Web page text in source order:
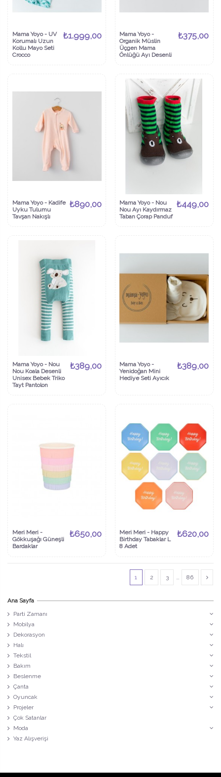
Mama Yoyo - UV
Korumalı Uzun
Kollu Mayo Seti
Crocco
₺1.999,00
Mama Yoyo -
Organik Müslin
Üçgen Mama
Önlüğü Ayı Desenli
₺375,00
Mama Yoyo - Kadife
Uyku Tulumu
Tavşan Nakışlı
₺890,00
Mama Yoyo - Nou
Nou Ayı Kaydırmaz
Taban Çorap Panduf
₺449,00
Mama Yoyo - Nou
Nou Koala Desenli
Unisex Bebek Triko
Tayt Pantolon
₺389,00
Mama Yoyo -
Yenidoğan Mini
Hediye Seti Ayıcık
₺389,00
Meri Meri -
Gökkuşağı Güneşli
Bardaklar
₺650,00
Meri Meri - Happy
Birthday Tabaklar L
8 Adet
₺620,00
1 2 3 86
Ana Sayfa
Parti Zamanı
Mobilya
Dekorasyon
Halı
Tekstil
Bakım
Beslenme
Çanta
Oyuncak
Projeler
Çok Satanlar
Moda
Yaz Alışverişi